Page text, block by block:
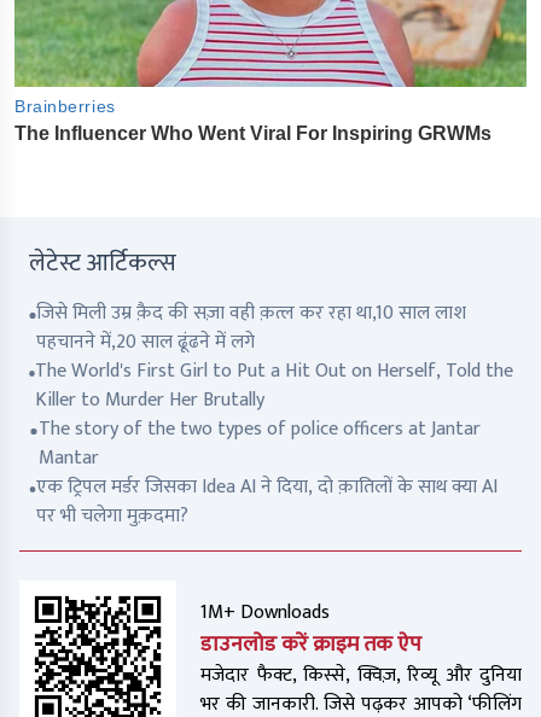
लेटेस्ट आर्टिकल्स
जिसे मिली उम्र क़ैद की सज़ा वही क़त्ल कर रहा था,10 साल लाश
पहचानने में,20 साल ढूंढने में लगे
The World's First Girl to Put a Hit Out on Herself, Told the
Killer to Murder Her Brutally
The story of the two types of police officers at Jantar
Mantar
एक ट्रिपल मर्डर जिसका Idea AI ने दिया, दो क़ातिलों के साथ क्या AI
पर भी चलेगा मुक़दमा?
1M+ Downloads
डाउनलोड करें क्राइम तक ऐप
मजेदार फैक्ट, किस्से, क्विज़, रिव्यू और दुनिया
भर की जानकारी. जिसे पढ़कर आपको ‘फीलिंग